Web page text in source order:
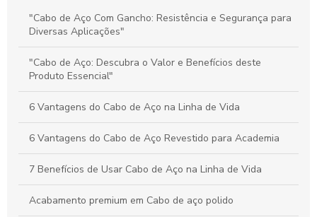
Preço e Qualidade do Cabo de Aço para Elevadores: Guia
Completo para Escolha Inteligente
Valor dos Cabos de Aço: Influência na Segurança e Eficiência
na Movimentação de Cargas
"Cabo de Aço Com Gancho: Resistência e Segurança para
Diversas Aplicações"
"Cabo de Aço: Descubra o Valor e Benefícios deste
Produto Essencial"
6 Vantagens do Cabo de Aço na Linha de Vida
6 Vantagens do Cabo de Aço Revestido para Academia
7 Benefícios de Usar Cabo de Aço na Linha de Vida
Acabamento premium em Cabo de aço polido